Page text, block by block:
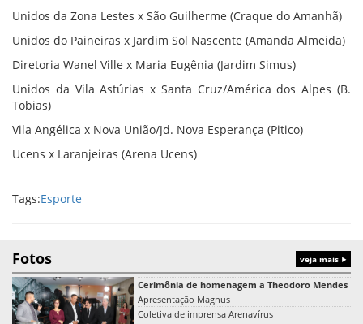
Unidos da Zona Lestes x São Guilherme (Craque do Amanhã)
Unidos do Paineiras x Jardim Sol Nascente (Amanda Almeida)
Diretoria Wanel Ville x Maria Eugênia (Jardim Simus)
Unidos da Vila Astúrias x Santa Cruz/América dos Alpes (B.
Tobias)
Vila Angélica x Nova União/Jd. Nova Esperança (Pitico)
Ucens x Laranjeiras (Arena Ucens)
Tags:Esporte
Fotos veja mais
Cerimônia de homenagem a Theodoro Mendes
Apresentação Magnus
Coletiva de imprensa Arenavírus